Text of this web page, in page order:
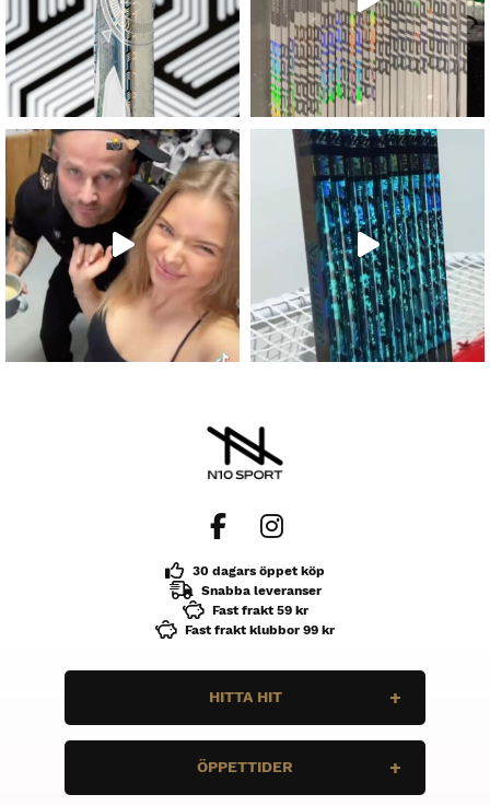
30 dagars öppet köp
Snabba leveranser
Fast frakt 59 kr
Fast frakt klubbor 99 kr
HITTA HIT
735 37 Surahammar
ÖPPETTIDER